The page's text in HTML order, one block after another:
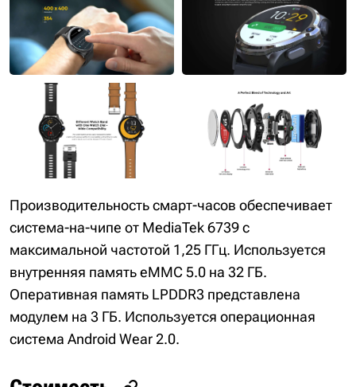
Производительность смарт-часов обеспечивает
система-на-чипе от MediaTek 6739 с
максимальной частотой 1,25 ГГц. Используется
внутренняя память eMMC 5.0 на 32 ГБ.
Оперативная память LPDDR3 представлена
модулем на 3 ГБ. Используется операционная
система Android Wear 2.0.